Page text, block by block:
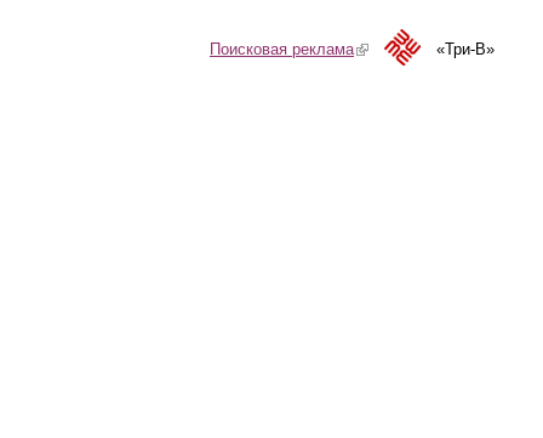
Поисковая реклама(link is external)«Три-В»